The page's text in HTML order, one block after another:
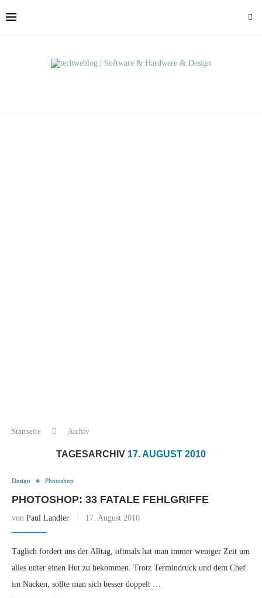
Startseite Archiv
TAGESARCHIV 17. AUGUST 2010
Design Photoshop
PHOTOSHOP: 33 FATALE FEHLGRIFFE
von Paul Landler 17. August 2010
Täglich fordert uns der Alltag, oftmals hat man immer weniger Zeit um
alles unter einen Hut zu bekommen. Trotz Termindruck und dem Chef
im Nacken, sollte man sich besser doppelt …